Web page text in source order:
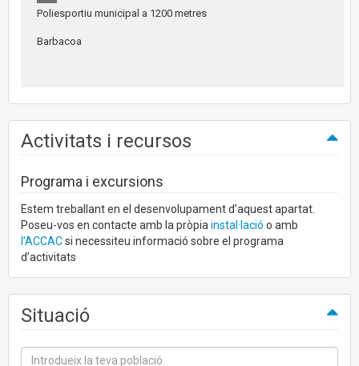
Poliesportiu municipal a 1200 metres
Barbacoa
Activitats i recursos
Programa i excursions
Estem treballant en el desenvolupament d’aquest apartat.
Poseu-vos en contacte amb la pròpiainstal·lació o amb
l’ACCACsi necessiteu informació sobre el programa
d’activitats
Situació